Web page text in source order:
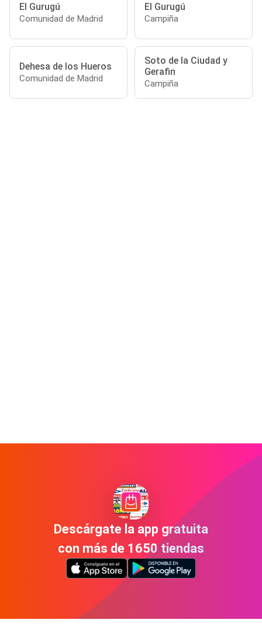
El Gurugú
Comunidad de Madrid
El Gurugú
Campiña
Dehesa de los Hueros
Comunidad de Madrid
Soto de la Ciudad y
Gerafin
Campiña
Descárgate la app gratuita
con más de 1650 tiendas